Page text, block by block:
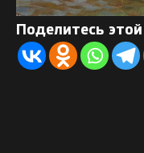
Поделитесь